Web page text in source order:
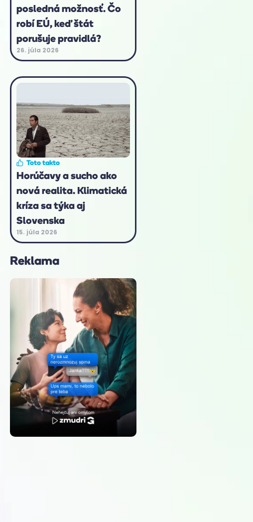
posledná možnosť. Čo
robí EÚ, keď štát
porušuje pravidlá?
26. júla 2026
Toto takto
Horúčavy a sucho ako
nová realita. Klimatická
kríza sa týka aj
Slovenska
15. júla 2026
Reklama